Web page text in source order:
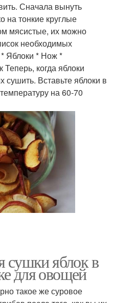
Сначала вынуть
на тонкие круглые
мясистые, их можно
необходимых
Яблоки * Нож *
когда яблоки
сушить. Вставьте яблоки в
на 60-70
сушки яблок в
для овощей
такое же суровое